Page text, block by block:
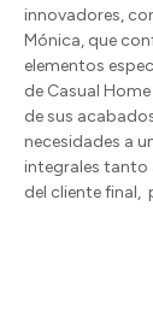
innovadores,
Mónica, que
elementos
de Casual
de sus
necesidades a
integrales tanto
del cliente final,